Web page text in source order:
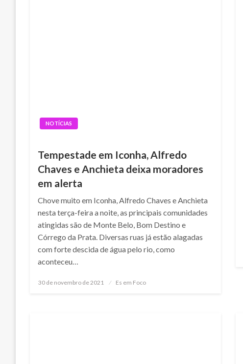
NOTÍCIAS
Tempestade em Iconha, Alfredo
Chaves e Anchieta deixa moradores
em alerta
Chove muito em Iconha, Alfredo Chaves e Anchieta
nesta terça-feira a noite, as principais comunidades
atingidas são de Monte Belo, Bom Destino e
Córrego da Prata. Diversas ruas já estão alagadas
com forte descida de água pelo rio, como
aconteceu…
Posted
30 de novembro de 2021 Es em Foco